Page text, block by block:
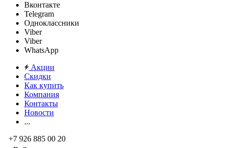
Вконтакте
Telegram
Одноклассники
Viber
Viber
WhatsApp
Акции
Скидки
Как купить
Компания
Контакты
Новости
...
+7 926 885 00 20